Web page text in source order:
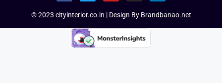
© 2023 cityinterior.co.in | Design By Brandbanao.net